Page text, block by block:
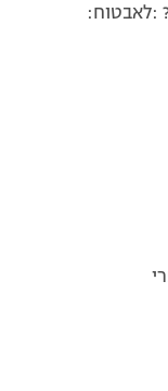
:לאבטוח: